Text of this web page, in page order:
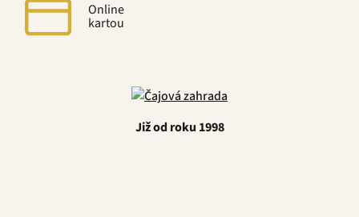
Online
kartou
Již od roku 1998